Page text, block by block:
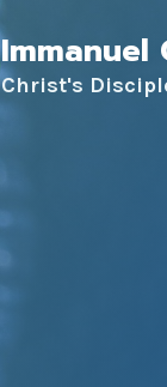
Immanuel
Christ's